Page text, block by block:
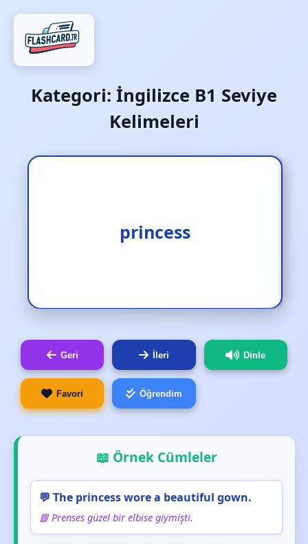
Kategori: İngilizce B1 Seviye
Kelimeleri
princess
3.
Geri İleri Dinle
Favori Öğrendim
📖 Örnek Cümleler
💬 The princess wore a beautiful gown.
📘 Prenses güzel bir elbise giymişti.